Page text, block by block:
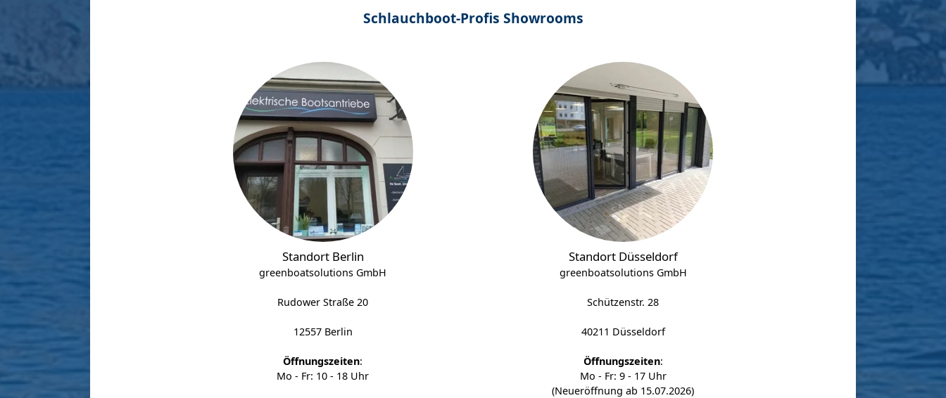
Schlauchboot-Profis Showrooms
Standort Berlin
greenboatsolutions GmbH
Rudower Straße 20
12557 Berlin
Öffnungszeiten:
Mo - Fr: 10 - 18 Uhr
Standort Düsseldorf
greenboatsolutions GmbH
Schützenstr. 28
40211 Düsseldorf
Öffnungszeiten:
Mo - Fr: 9 - 17 Uhr
(Neueröffnung ab 15.07.2026)